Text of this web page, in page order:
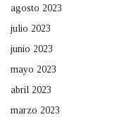
agosto 2023
julio 2023
junio 2023
mayo 2023
abril 2023
marzo 2023